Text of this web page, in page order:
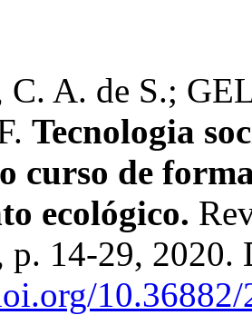
C. A. de S.;
Tecnologia
curso de
ecológico.
p. 14-29, 2020.